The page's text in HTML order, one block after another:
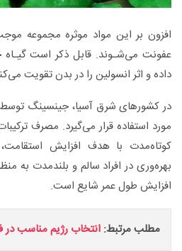
افزون بر این مواد موثره مجموعه
عفونت می‌شـوند. قابل ذکر است
داده و اثر انسولین را در بدن تقویت
در کشورهای شرق آسیا، جینسینگ توسط
مورد استفاده قرار می‌گیرد. مصرف
کوتاه‌مدت با هدف افزایش
بهره‌وری در افراد سالم و بلندمدت به
افزایش طول عمر شایع است.
مطلب مرتبط: انتخاب رژیم مناسب در